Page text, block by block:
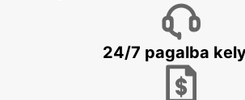
COLOGNE HOLWEIDE
24/7 pagalba